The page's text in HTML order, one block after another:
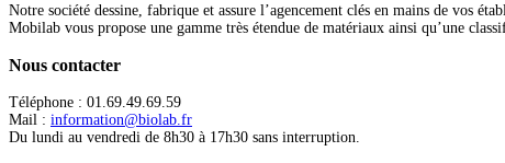
Notre société dessine, fabrique et assure l’agencement clés en mains de vos
Mobilab vous propose une gamme très étendue de matériaux ainsi qu’une
Nous contacter
Téléphone : 01.69.49.69.59
Mail : information@biolab.fr
Du lundi au vendredi de 8h30 à 17h30 sans interruption.